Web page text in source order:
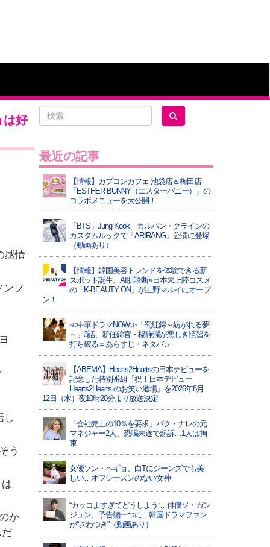
は好
感情
ンフ
し
う
か
最近の記事
【情報】カプコンカフェ 池袋店＆梅田店
「ESTHER BUNNY（エスターバニー）」の
コラボメニューを大公開！
「BTS」Jung Kook、カルバン・クラインの
カスタムルックで「ARIRANG」公演に登場
（動画あり）
【情報】韓国美容トレンドを体験できる新
スポット誕生。AI肌診断×日本未上陸コスメ
の「K-BEAUTY ON」が上野マルイにオープ
ン！
≪中華ドラマNOW≫「蜀紅錦～紡がれる夢
～」3話、新任錦官・楊静瀾が悪しき慣習を
打ち破る＝あらすじ・ネタバレ
【ABEMA】Hearts2Heartsの日本デビューを
記念した特別番組『祝！日本デビュー
Hearts2Hearts のお笑い道場』を2026年8月
12日（水）夜10時20分より放送決定
「会社売上の10％を要求」パク・ナレの元
マネジャー2人、恐喝未遂で起訴…1人は拘
束
女優ソン・ヘギョ、白Tにジーンズでも美
しい…オフシーズンのない女神
“カッコよすぎてどうしよう”…俳優ソ・ガン
ジュン、予告編一つに…韓国ドラマファン
が“ざわつき”（動画あり）